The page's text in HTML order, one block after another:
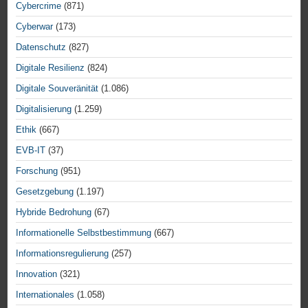
Cybercrime (871)
Cyberwar(173)
Datenschutz (827)
Digitale Resilienz (824)
Digitale Souveränität (1.086)
Digitalisierung (1.259)
Ethik (667)
EVB-IT (37)
Forschung (951)
Gesetzgebung (1.197)
Hybride Bedrohung (67)
Informationelle Selbstbestimmung (667)
Informationsregulierung (257)
Innovation (321)
Internationales (1.058)